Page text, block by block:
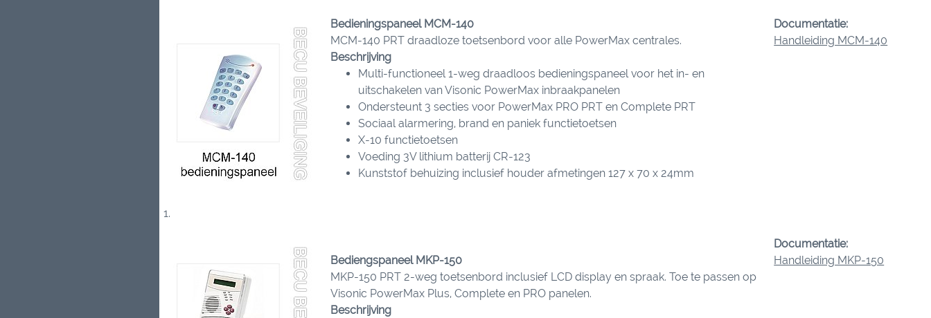
Bedieningspaneel MCM-140
MCM-140 PRT draadloze toetsenbord voor alle PowerMax centrales.
Beschrijving
Multi-functioneel 1-weg draadloos bedieningspaneel voor het in- en
uitschakelen van Visonic PowerMax inbraakpanelen
Ondersteunt 3 secties voor PowerMax PRO PRT en Complete PRT
Sociaal alarmering, brand en paniek functietoetsen
X-10 functietoetsen
Voeding 3V lithium batterij CR-123
Kunststof behuizing inclusief houder afmetingen 127 x 70 x 24mm
Documentatie:
Handleiding MCM-140
Bediengspaneel MKP-150
MKP-150 PRT 2-weg toetsenbord inclusief LCD display en spraak. Toe te passen op
Visonic PowerMax Plus, Complete en PRO panelen.
Beschrijving
Documentatie:
Handleiding MKP-150